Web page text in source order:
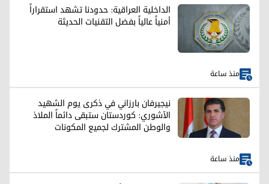
الداخلية العراقية: حدودنا تشهد استقراراً
أمنياً عالياً بفضل التقنيات الحديثة
منذ ساعة
نيجيرفان بارزاني في ذكرى يوم الشهيد
الآشوري: كوردستان ستبقى دائماً الملاذ
والوطن المشترك لجميع المكونات
منذ ساعة